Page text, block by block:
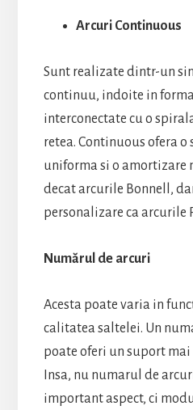
Arcuri Continuous
Sunt realizate dintr-un
continuu, indoite in forma
interconectate cu o
retea. Continuous ofera o
uniforma si o amortizare
decat arcurile Bonnell,
personalizare ca arcurile
Numărul de arcuri
Acesta poate varia in
calitatea saltelei. Un
poate oferi un suport
Insa, nu numarul de
important aspect, ci